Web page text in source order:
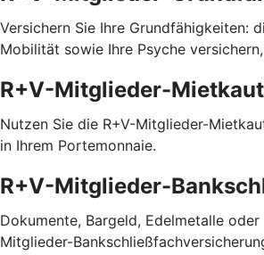
Versichern Sie Ihre Grundfähigkeiten:
Mobilität sowie Ihre Psyche
R+V-Mitglieder-
Nutzen Sie die R+V-Mitglieder-
in Ihrem Portemonnaie.
R+V-Mitglieder-
Dokumente, Bargeld, Edelmetalle
Mitglieder-